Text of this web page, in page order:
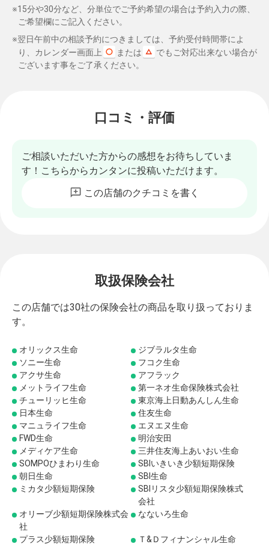
※15分や30分など、分単位でご予約希望の場合は予約入力の際、
ご希望欄にご記入ください。
※翌日午前中の相談予約につきましては、予約受付時間帯によ
り、カレンダー画面上
または
でもご対応出来ない場合が
ございます事をご了承ください。
口コミ・評価
ご相談いただいた方からの感想をお待ちしていま
す！こちらからカンタンに投稿いただけます。
この店舗のクチコミを書く
取扱保険会社
この店舗では30社の保険会社の商品を取り扱っておりま
す。
オリックス生命
ジブラルタ生命
ソニー生命
フコク生命
アクサ生命
アフラック
メットライフ生命
第一ネオ生命保険株式会社
チューリッヒ生命
東京海上日動あんしん生命
日本生命
住友生命
マニュライフ生命
エヌエヌ生命
FWD生命
明治安田
メディケア生命
三井住友海上あいおい生命
SOMPOひまわり生命
SBIいきいき少額短期保険
朝日生命
SBI生命
ミカタ少額短期保険
SBIリスタ少額短期保険株式
会社
オリーブ少額短期保険株式会
社
なないろ生命
プラス少額短期保険
Ｔ&Ｄフィナンシャル生命